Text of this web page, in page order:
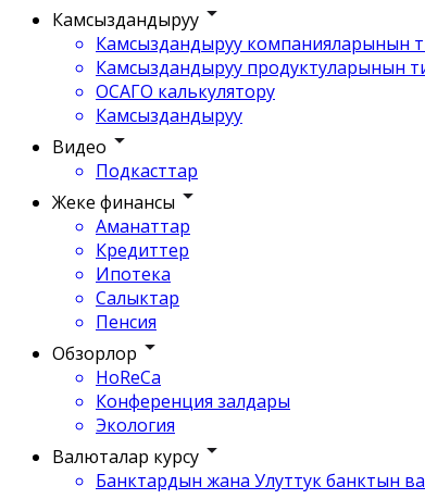
Камсыздандыруу
Камсыздандыруу компанияларынын
Камсыздандыруу продуктуларынын
ОСАГО калькулятору
Камсыздандыруу
Видео
Подкасттар
Жеке финансы
Аманаттар
Кредиттер
Ипотека
Салыктар
Пенсия
Обзорлор
HoReCa
Конференция залдары
Экология
Валюталар курсу
Банктардын жана Улуттук банктын